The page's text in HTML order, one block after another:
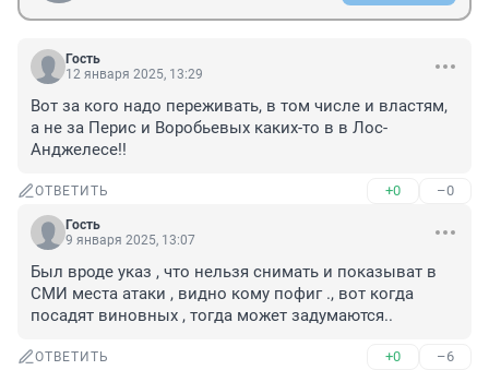
Гость
12 января 2025, 13:29
Вот за кого надо переживать, в том числе и властям,
а не за Перис и Воробьевых каких-то в в Лос-
Анджелесе!!
ОТВЕТИТЬ +0 –0
Гость
9 января 2025, 13:07
Был вроде указ , что нельзя снимать и показыват в
СМИ места атаки , видно кому пофиг ., вот когда
посадят виновных , тогда может задумаются..
ОТВЕТИТЬ +0 –6